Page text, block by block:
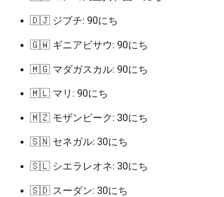
🇩🇯 ジブチ: 90にち
🇬🇼 ギニアビサウ: 90にち
🇲🇬 マダガスカル: 90にち
🇲🇱 マリ: 90にち
🇲🇿 モザンビーク: 30にち
🇸🇳 セネガル: 30にち
🇸🇱 シエラレオネ: 30にち
🇸🇩 スーダン: 30にち